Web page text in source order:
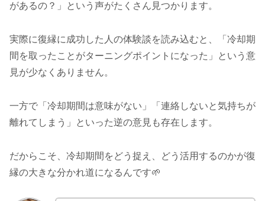
があるの？」という声がたくさん見つかります。
実際に復縁に成功した人の体験談を読み込むと、「冷却期
間を取ったことがターニングポイントになった」という意
見が少なくありません。
一方で「冷却期間は意味がない」「連絡しないと気持ちが
離れてしまう」といった逆の意見も存在します。
だからこそ、冷却期間をどう捉え、どう活用するのかが復
縁の大きな分かれ道になるんです🌱